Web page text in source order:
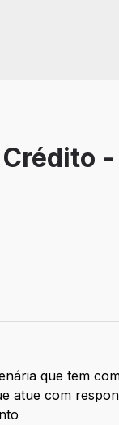
que tem
atue com